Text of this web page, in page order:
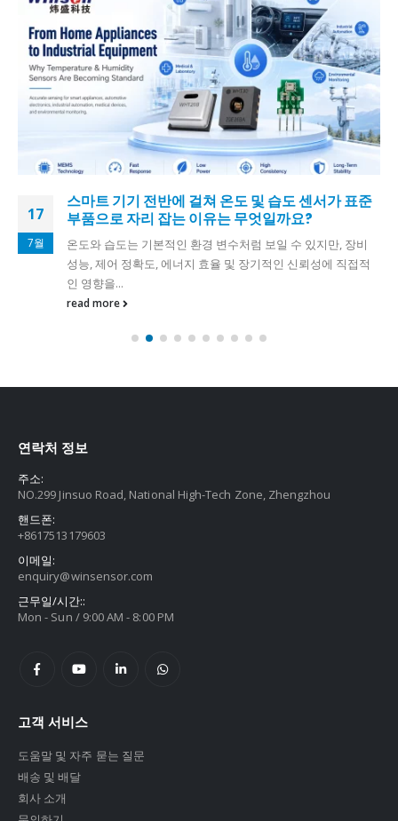
17
7월
스마트 기기 전반에 걸쳐 온도 및 습도 센서가 표준
부품으로 자리 잡는 이유는 무엇일까요?
온도와 습도는 기본적인 환경 변수처럼 보일 수 있지만, 장비
성능, 제어 정확도, 에너지 효율 및 장기적인 신뢰성에 직접적
인 영향을...
read more
연락처 정보
주소:
NO.299 Jinsuo Road, National High-Tech Zone, Zhengzhou
핸드폰:
+8617513179603
이메일:
enquiry@winsensor.com
근무일/시간::
Mon - Sun / 9:00 AM - 8:00 PM
고객 서비스
도움말 및 자주 묻는 질문
배송 및 배달
회사 소개